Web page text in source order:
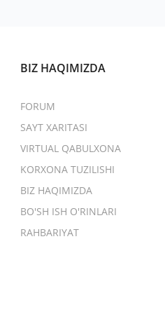
BIZ HAQIMIZDA
FORUM
SAYT XARITASI
VIRTUAL QABULXONA
KORXONA TUZILISHI
BIZ HAQIMIZDA
BO'SH ISH O'RINLARI
RAHBARIYAT